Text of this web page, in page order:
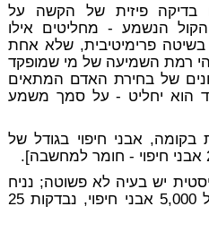
בדיקה פיזית של הקשה על
הנשמע - מחליטים אילו
בשיטה פרימיטיבית, שלא אחת
רמת השמיעה של מי שמופקד
של בחירת האדם המתאים
הוא יחליט - על סמך משמע
בן 12 קומות, 4 דירות בקומה, אבני חיפוי בגודל של
יש בעיה לא פשוטה; נניח
שבחזית צפונית, הכוללת מעל 5,000 אבני חיפוי, נבדקות 25